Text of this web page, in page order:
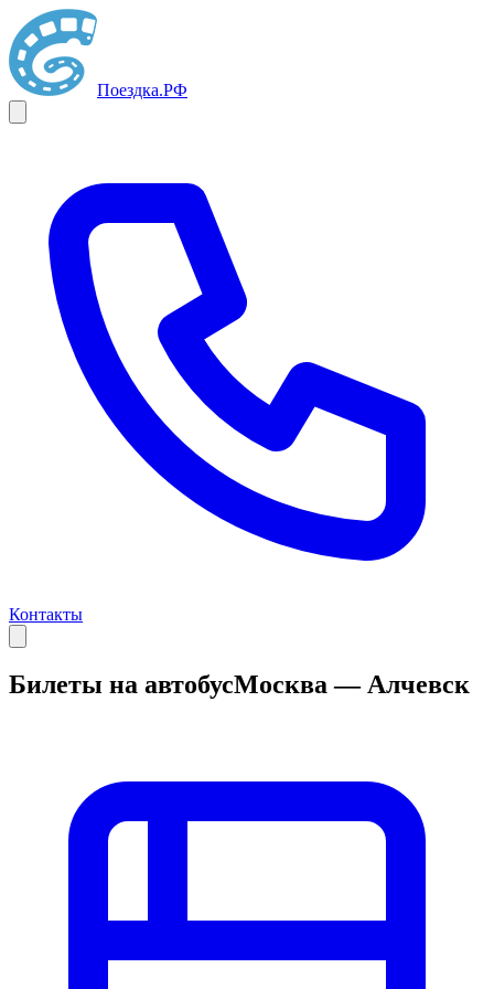
Поездка.РФ
Контакты
Билеты на автобусМосква — Алчевск